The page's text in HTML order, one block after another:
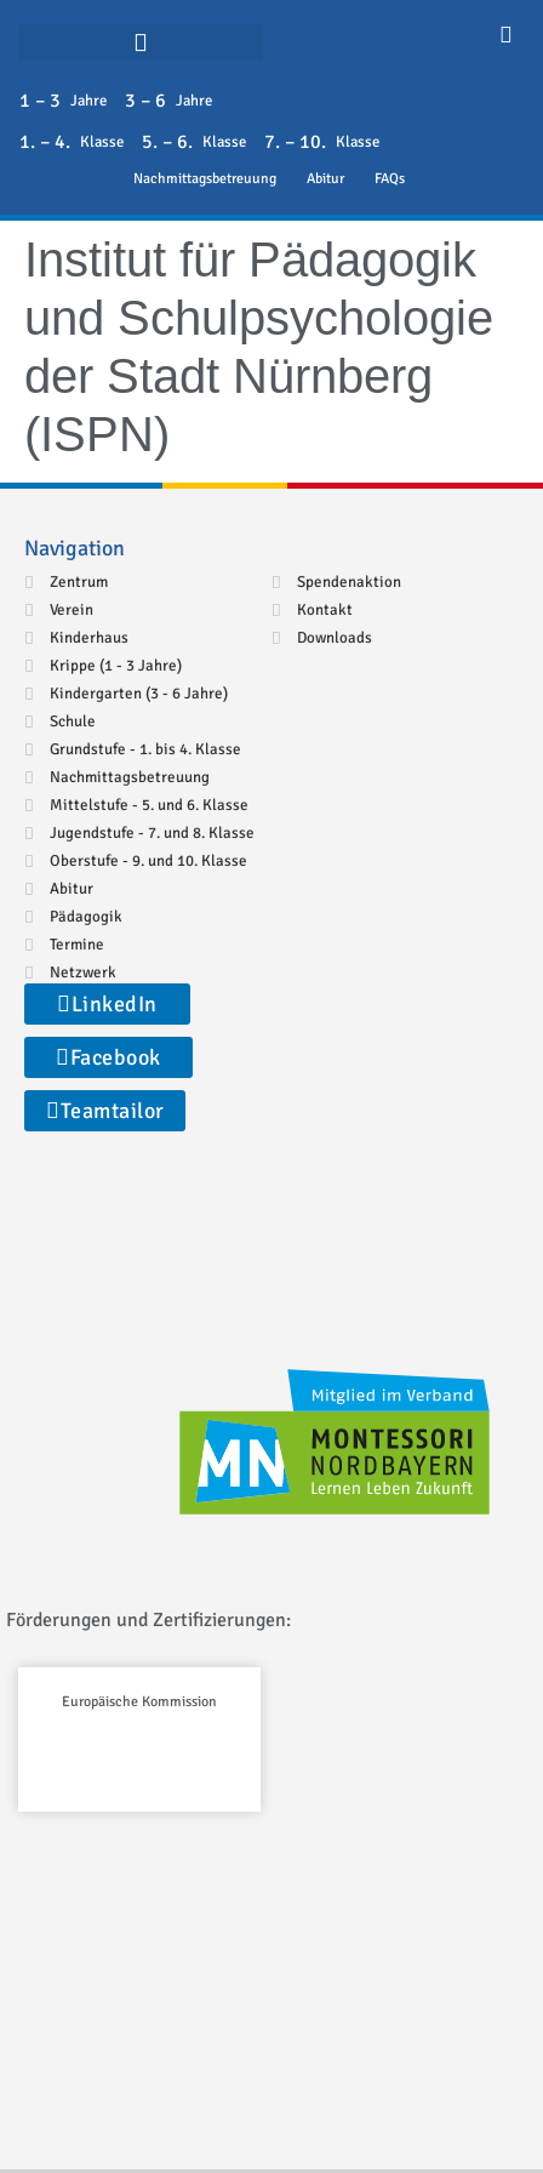
1 – 3 Jahre 3 – 6 Jahre
1. – 4. Klasse 5. – 6. Klasse 7. – 10. Klasse
Nachmittagsbetreuung Abitur FAQs
Institut für Pädagogik
und Schulpsychologie
der Stadt Nürnberg
(ISPN)
Navigation
Zentrum
Verein
Kinderhaus
Krippe (1 - 3 Jahre)
Kindergarten (3 - 6 Jahre)
Schule
Grundstufe - 1. bis 4. Klasse
Nachmittagsbetreuung
Mittelstufe - 5. und 6. Klasse
Jugendstufe - 7. und 8. Klasse
Oberstufe - 9. und 10. Klasse
Abitur
Pädagogik
Termine
Netzwerk
Spendenaktion
Kontakt
Downloads
LinkedIn
Facebook
Teamtailor
Förderungen und Zertifizierungen:
Europäische Kommission